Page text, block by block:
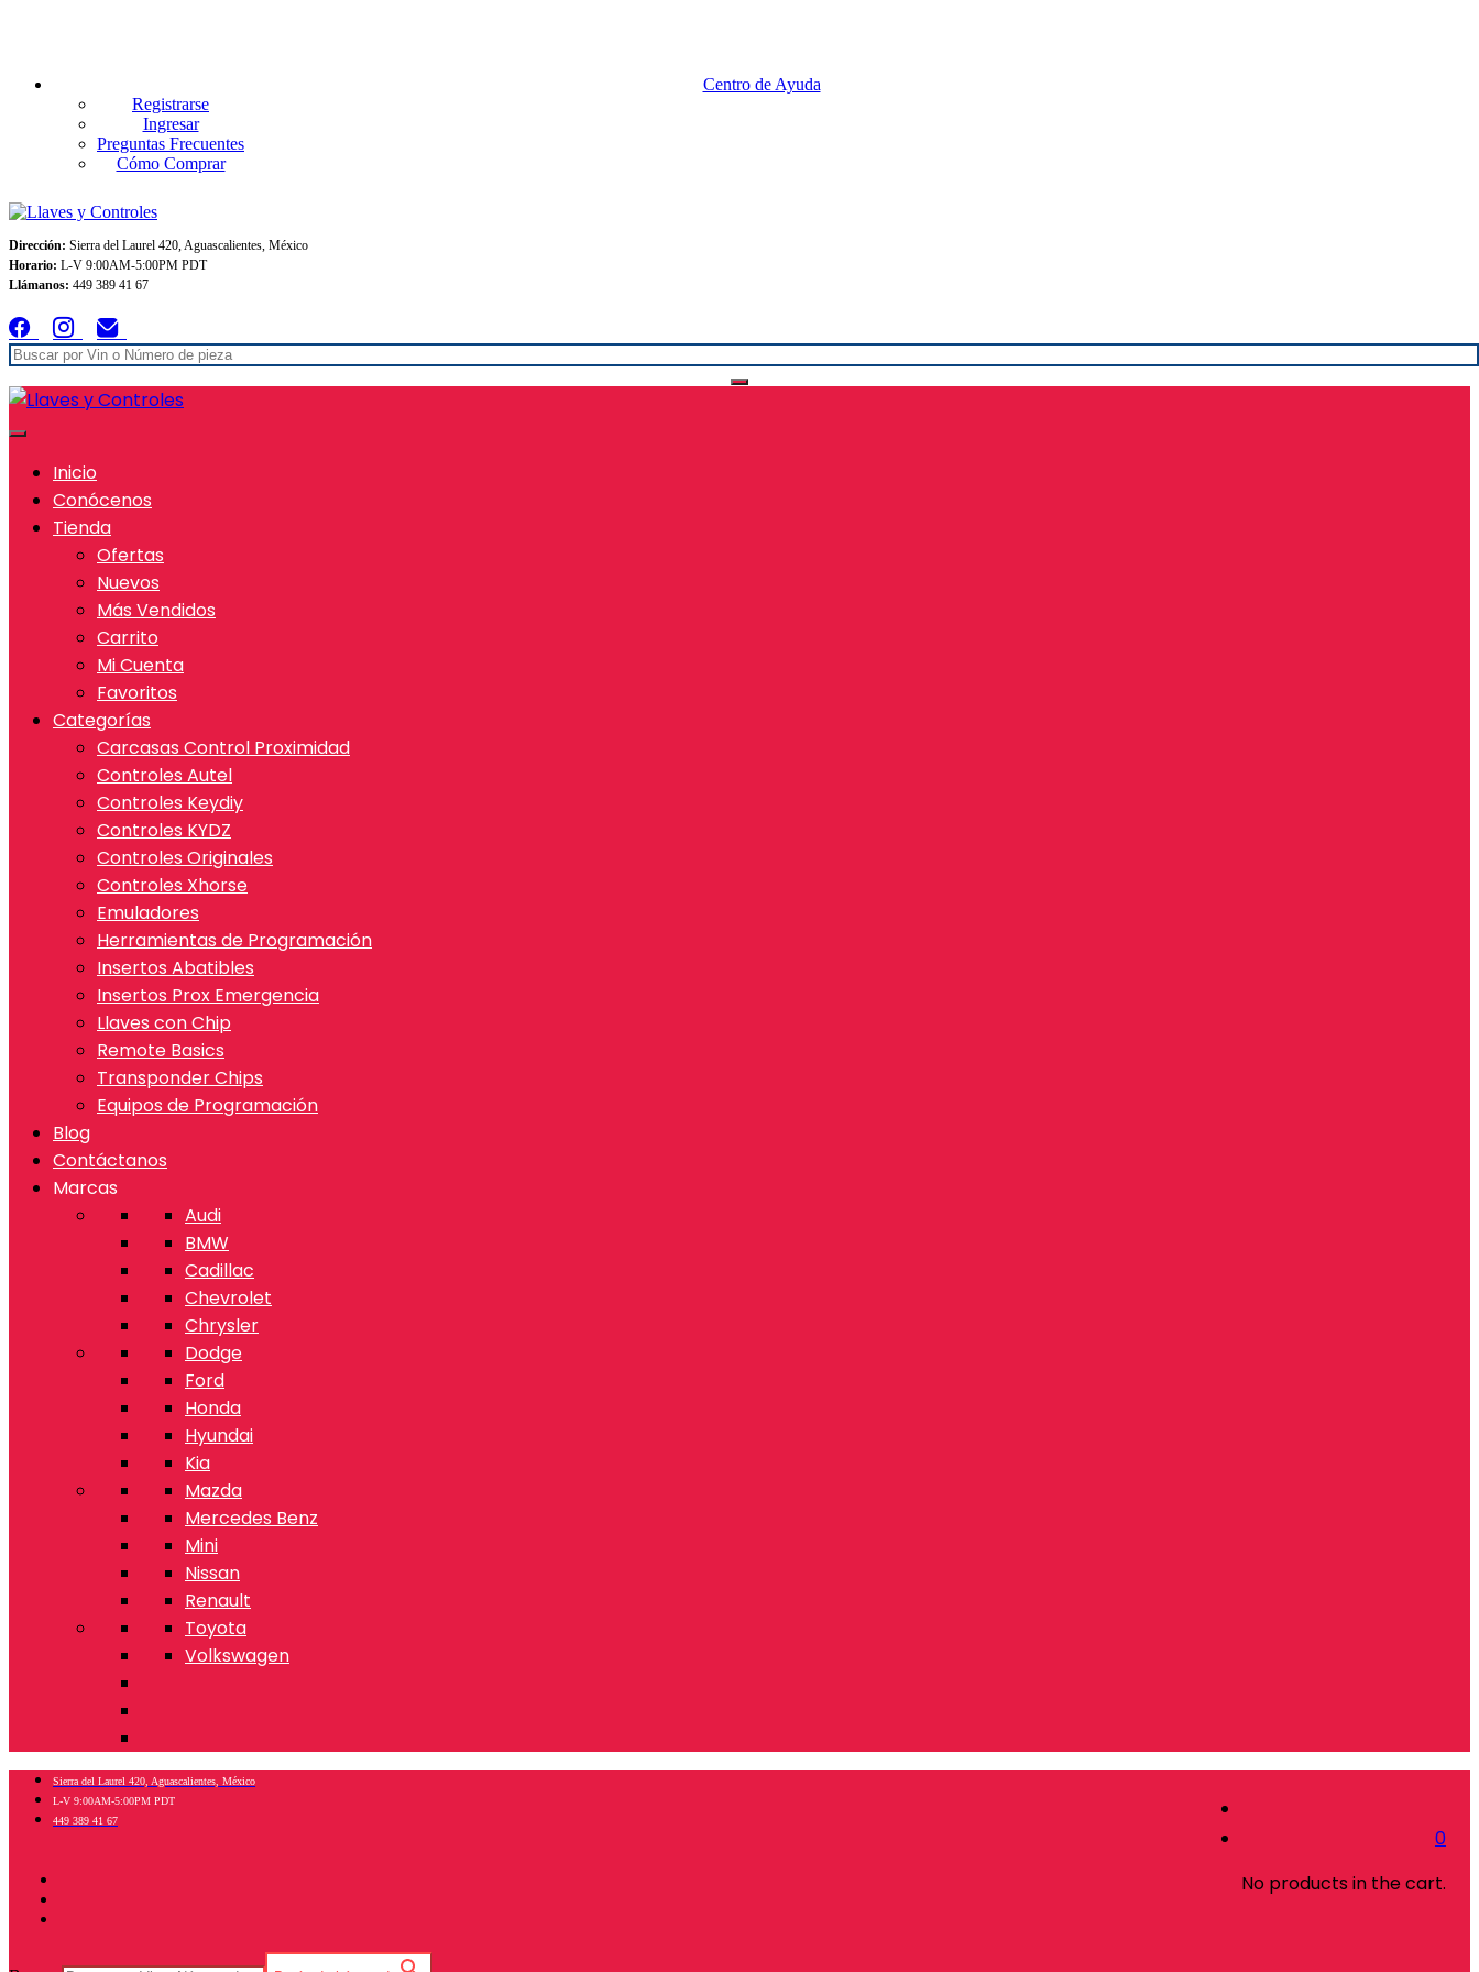
Centro de Ayuda
Registrarse
Ingresar
Preguntas Frecuentes
Cómo Comprar
Dirección: Sierra del Laurel 420, Aguascalientes, México
Horario: L-V 9:00AM-5:00PM PDT
Llámanos: 449 389 41 67
Inicio
Conócenos
Tienda
Ofertas
Nuevos
Más Vendidos
Carrito
Mi Cuenta
Favoritos
Categorías
Carcasas Control Proximidad
Controles Autel
Controles Keydiy
Controles KYDZ
Controles Originales
Controles Xhorse
Emuladores
Herramientas de Programación
Insertos Abatibles
Insertos Prox Emergencia
Llaves con Chip
Remote Basics
Transponder Chips
Equipos de Programación
Blog
Contáctanos
Marcas
Audi
BMW
Cadillac
Chevrolet
Chrysler
Dodge
Ford
Honda
Hyundai
Kia
Mazda
Mercedes Benz
Mini
Nissan
Renault
Toyota
Volkswagen
0
No products in the cart.
Sierra del Laurel 420, Aguascalientes, México
L-V 9:00AM-5:00PM PDT
449 389 41 67